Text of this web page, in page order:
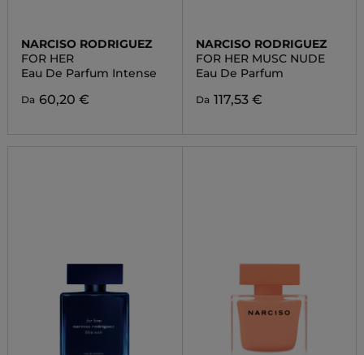
NARCISO RODRIGUEZ
FOR HER
Eau De Parfum Intense
Da 60,20 €
NARCISO RODRIGUEZ
FOR HER MUSC NUDE
Eau De Parfum
Da 117,53 €